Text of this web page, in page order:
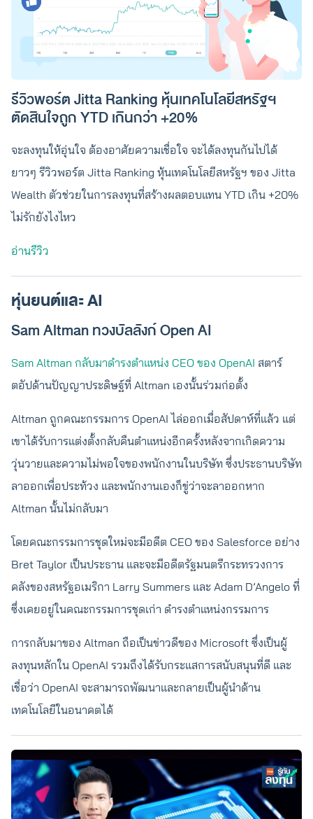
รีวิวพอร์ต Jitta Ranking หุ้นเทคโนโลยีสหรัฐฯ
ตัดสินใจถูก YTD เกินกว่า +20%
จะลงทุนให้อุ่นใจ ต้องอาศัยความเชื่อใจ จะได้ลงทุนกันไปได้
ยาวๆ รีวิวพอร์ต Jitta Ranking หุ้นเทคโนโลยีสหรัฐฯ ของ Jitta
Wealth ตัวช่วยในการลงทุนที่สร้างผลตอบแทน YTD เกิน +20%
ไม่รักยังไงไหว
อ่านรีวิว
หุ่นยนต์และ AI
Sam Altman ทวงบัลลังก์ Open AI
Sam Altman กลับมาดำรงตำแหน่ง CEO ของ OpenAI สตาร์
ตอัปด้านปัญญาประดิษฐ์ที่ Altman เองนั้นร่วมก่อตั้ง
Altman ถูกคณะกรรมการ OpenAI ไล่ออกเมื่อสัปดาห์ที่แล้ว แต่
เขาได้รับการแต่งตั้งกลับคืนตำแหน่งอีกครั้งหลังจากเกิดความ
วุ่นวายและความไม่พอใจของพนักงานในบริษัท ซึ่งประธานบริษัท
ลาออกเพื่อประท้วง และพนักงานเองก็ขู่ว่าจะลาออกหาก
Altman นั้นไม่กลับมา
โดยคณะกรรมการชุดใหม่จะมีอดีต CEO ของ Salesforce อย่าง
Bret Taylor เป็นประธาน และจะมีอดีตรัฐมนตรีกระทรวงการ
คลังของสหรัฐอเมริกา Larry Summers และ Adam D’Angelo ที่
ซึ่งเคยอยู่ในคณะกรรมการชุดเก่า ดำรงตำแหน่งกรรมการ
การกลับมาของ Altman ถือเป็นข่าวดีของ Microsoft ซึ่งเป็นผู้
ลงทุนหลักใน OpenAI รวมถึงได้รับกระแสการสนับสนุนที่ดี และ
เชื่อว่า OpenAI จะสามารถพัฒนาและกลายเป็นผู้นำด้าน
เทคโนโลยีในอนาคตได้